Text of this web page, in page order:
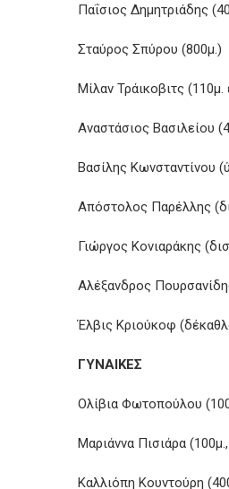
Παΐσιος Δημητριάδης
Σταύρος Σπύρου (800μ.)
Μίλαν Τράικοβιτς (110μ.
Αναστάσιος Βασιλείου
Βασίλης Κωνσταντίνου
Απόστολος Παρέλλης
Γιώργος Κονιαράκης
Αλέξανδρος
Έλβις Κριούκοφ
ΓΥΝΑΙΚΕΣ
Ολίβια Φωτοπούλου
Μαριάννα Πισιάρα
Καλλιόπη Κουντούρη